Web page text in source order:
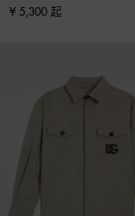
¥ 5,300 起